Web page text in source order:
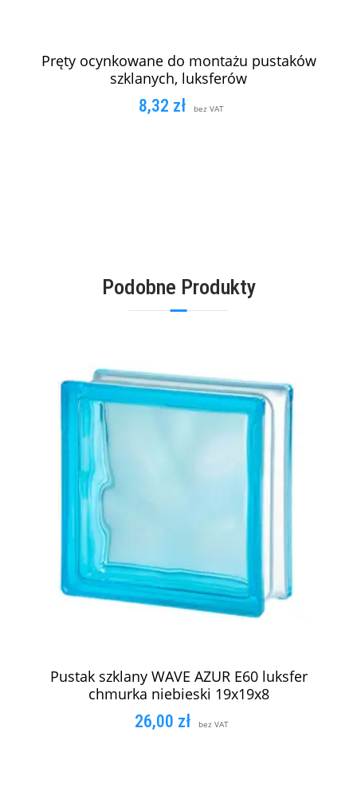
Pręty ocynkowane do montażu pustaków
szklanych, luksferów
8,32 zł bez VAT
Podobne Produkty
Pustak szklany WAVE AZUR E60 luksfer
chmurka niebieski 19x19x8
26,00 zł bez VAT